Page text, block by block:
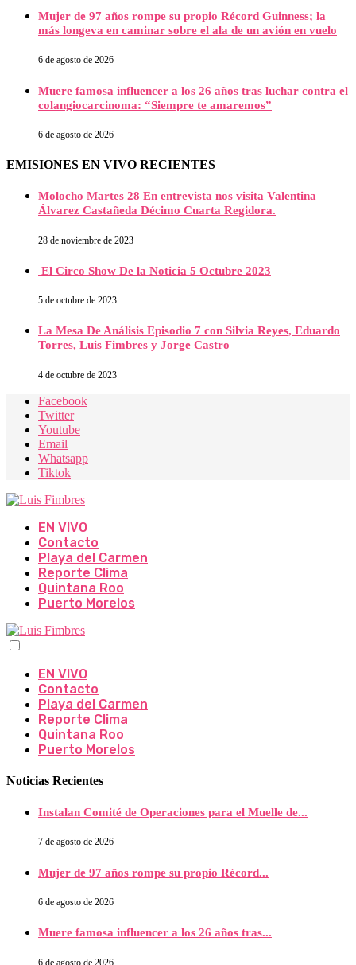
Mujer de 97 años rompe su propio Récord Guinness; la
más longeva en caminar sobre el ala de un avión en vuelo
6 de agosto de 2026
Muere famosa influencer a los 26 años tras luchar contra el
colangiocarcinoma: “Siempre te amaremos”
6 de agosto de 2026
EMISIONES EN VIVO RECIENTES
Molocho Martes 28 En entrevista nos visita Valentina
Álvarez Castañeda Décimo Cuarta Regidora.
28 de noviembre de 2023
El Circo Show De la Noticia 5 Octubre 2023
5 de octubre de 2023
La Mesa De Análisis Episodio 7 con Silvia Reyes, Eduardo
Torres, Luis Fimbres y Jorge Castro
4 de octubre de 2023
Facebook
Twitter
Youtube
Email
Whatsapp
Tiktok
EN VIVO
Contacto
Playa del Carmen
Reporte Clima
Quintana Roo
Puerto Morelos
EN VIVO
Contacto
Playa del Carmen
Reporte Clima
Quintana Roo
Puerto Morelos
Noticias Recientes
Instalan Comité de Operaciones para el Muelle de...
7 de agosto de 2026
Mujer de 97 años rompe su propio Récord...
6 de agosto de 2026
Muere famosa influencer a los 26 años tras...
6 de agosto de 2026